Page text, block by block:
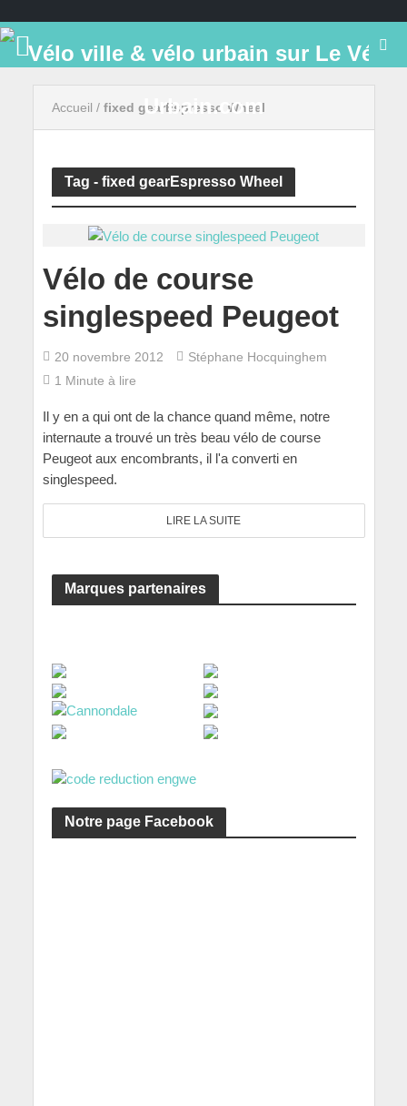
Accueil / fixed gearEspresso Wheel
Tag - fixed gearEspresso Wheel
Vélo de course
singlespeed Peugeot
20 novembre 2012
Stéphane Hocquinghem
1 Minute à lire
Il y en a qui ont de la chance quand même, notre
internaute a trouvé un très beau vélo de course
Peugeot aux encombrants, il l'a converti en
singlespeed.
LIRE LA SUITE
Marques partenaires
Notre page Facebook